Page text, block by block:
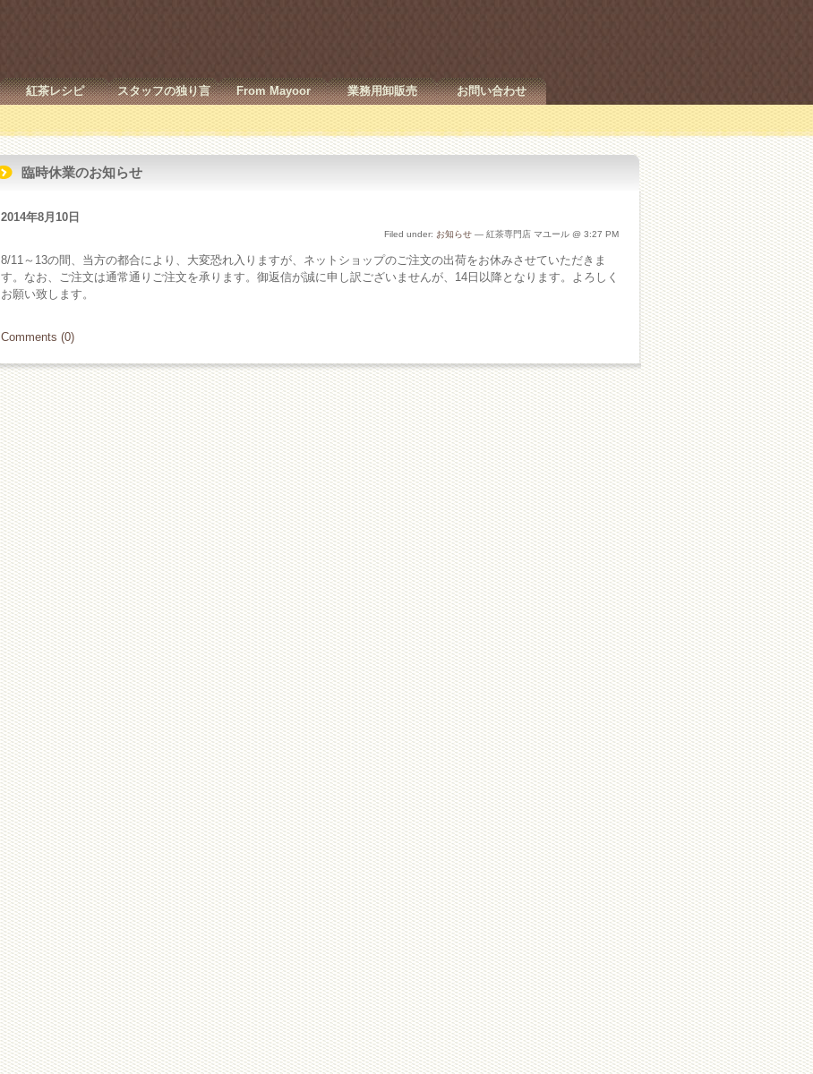
紅茶レシピ スタッフの独り言 From Mayoor 業務用卸販売 お問い合わせ
臨時休業のお知らせ
2014年8月10日
Filed under: お知らせ — 紅茶専門店 マユール @ 3:27 PM
8/11～13の間、当方の都合により、大変恐れ入りますが、ネットショップのご注文の出荷をお休みさせていただきま
す。なお、ご注文は通常通りご注文を承ります。御返信が誠に申し訳ございませんが、14日以降となります。よろしく
お願い致します。
Comments (0)